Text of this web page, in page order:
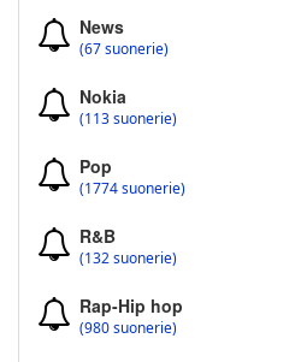
News
(67 suonerie)
Nokia
(113 suonerie)
Pop
(1774 suonerie)
R&B
(132 suonerie)
Rap-Hip hop
(980 suonerie)